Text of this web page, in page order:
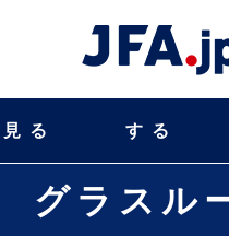
見る する
グラスル